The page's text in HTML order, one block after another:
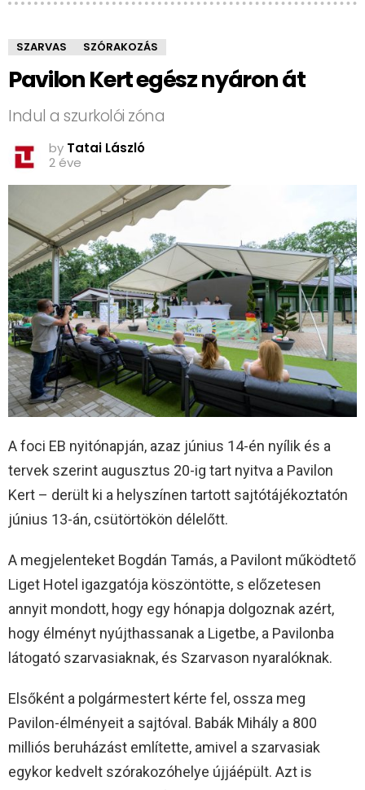
SZARVAS SZÓRAKOZÁS
Pavilon Kert egész nyáron át
Indul a szurkolói zóna
by Tatai László
2 éve
A foci EB nyitónapján, azaz június 14-én nyílik és a
tervek szerint augusztus 20-ig tart nyitva a Pavilon
Kert – derült ki a helyszínen tartott sajtótájékoztatón
június 13-án, csütörtökön délelőtt.
A megjelenteket Bogdán Tamás, a Pavilont működtető
Liget Hotel igazgatója köszöntötte, s előzetesen
annyit mondott, hogy egy hónapja dolgoznak azért,
hogy élményt nyújthassanak a Ligetbe, a Pavilonba
látogató szarvasiaknak, és Szarvason nyaralóknak.
Elsőként a polgármestert kérte fel, ossza meg
Pavilon-élményeit a sajtóval. Babák Mihály a 800
milliós beruházást említette, amivel a szarvasiak
egykor kedvelt szórakozóhelye újjáépült. Azt is